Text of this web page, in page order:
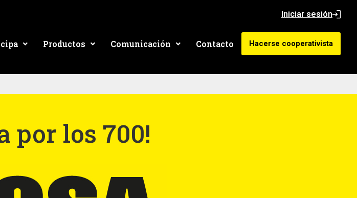
Iniciar sesión
Productos Comunicación Contacto Hacerse cooperativista
por los 700!